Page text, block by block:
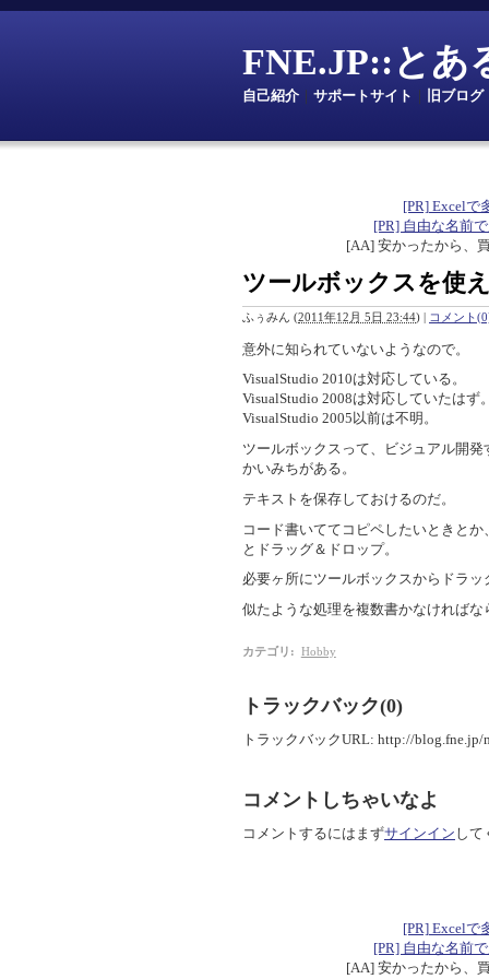
FNE.JP::とあ
自己紹介 サポートサイト 旧ブログ
[PR] Excelで
[PR] 自由な名前
[AA] 安かったから、
ツールボックスを使
ふぅみん (2011年12月 5日 23:44) | コメント
意外に知られていないようなので。
VisualStudio 2010は対応している。
VisualStudio 2008は対応していたはず
VisualStudio 2005以前は不明。
ツールボックスって、ビジュアル開
かいみちがある。
テキストを保存しておけるのだ。
コード書いててコピペしたいときと
とドラッグ＆ドロップ。
必要ヶ所にツールボックスからドラッ
似たような処理を複数書かなければ
カテゴリ : Hobby
トラックバック(0)
トラックバックURL: http://blog.fne.jp/
コメントしちゃいなよ
コメントするにはまずサインイン して
[PR] Excelで
[PR] 自由な名前
[AA] 安かったから、